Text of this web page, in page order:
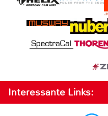
Interessante Links: